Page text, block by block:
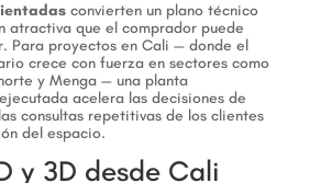
convierten un plano técnico
atractiva que el comprador puede
Para proyectos en Cali — donde el
crece con fuerza en sectores como
y Menga — una planta
acelera las decisiones de
consultas repetitivas de los clientes
del espacio.
y 3D desde Cali